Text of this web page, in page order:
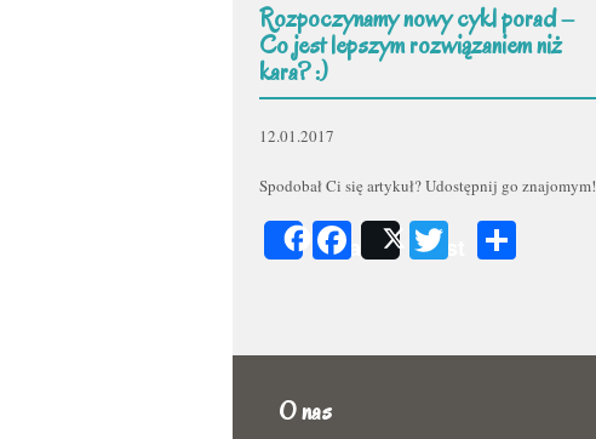
Rozpoczynamy nowy cykl porad –
Co jest lepszym rozwiązaniem niż
kara? :)
12.01.2017
Spodobał Ci się artykuł? Udostępnij go znajomym!
ShareFacebook
Post Twitter
O nas